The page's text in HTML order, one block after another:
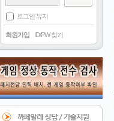
로그인 유지
회원가입 ID/PW 찾기